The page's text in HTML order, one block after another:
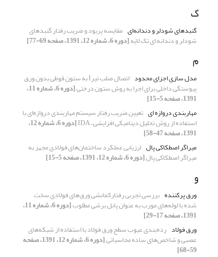
گ
گنبدهای شودلر و دندانه‌ای مقایسه پریود و ضریب رفتار گنبدهای
شودلر و دندانه ای تک لایه[دوره 6، شماره 12، 1391، صفحه 69-77]
م
مدل سازی اجزای محدود اتصال صلب تیرI به ستون قوطی بدون ورق
پیوستگی داخلی برای اجرا به روش ستون درختی [دوره 6، شماره 11،
1391، صفحه 5-15]
مهاربندی دروازه ای تعیین ضریب رفتار سیستم مهاربندی دروازه‌ای با
استفاده از روش تحلیل دینامیکی افزایشی، IDA [دوره 6، شماره 12،
1391، صفحه 47-58]
میراگر اصطکاکی پال ارزیابی عملکرد ساختمان‌های فولادی مجهز به
میراگر اصطکاکی پال[دوره 6، شماره 12، 1391، صفحه 5-15]
و
ورق پرکننده بررسی تجربی رفتارکمانشی ورق‌های فولادی سخت
شده با لوله‌های مورب به عنوان پانل برشی مطلوب [دوره 6، شماره 11،
1391، صفحه 17-29]
ورق فولاد رده‌بندی عیوب سطح ورق فولاد با استفاده از شبکه‌های
عصبی و شاخص‌های ساده محاسباتی [دوره 6، شماره 12، 1391، صفحه
59-68]